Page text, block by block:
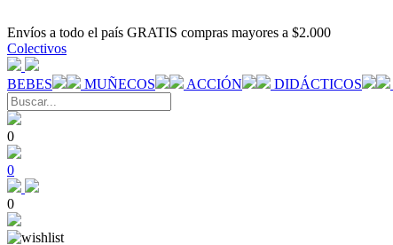
Envíos a todo el país GRATIS compras mayores a $2.000
Colectivos
BEBES MUÑECOS ACCIÓN DIDÁCTICOS
0
0
0